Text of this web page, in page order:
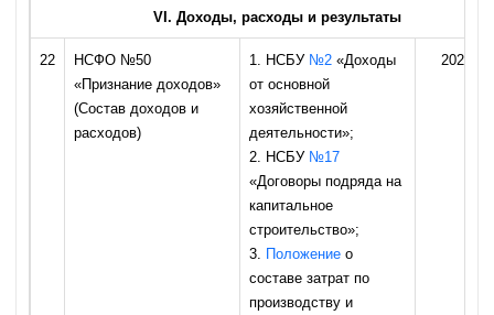
VI. Доходы, расходы и результаты
22
НСФО №50
«Признание доходов»
(Состав доходов и
расходов)
1. НСБУ №2 «Доходы
от основной
хозяйственной
деятельности»;
2. НСБУ №17
«Договоры подряда на
капитальное
строительство»;
3.
Положение о
составе затрат по
производству и
2026